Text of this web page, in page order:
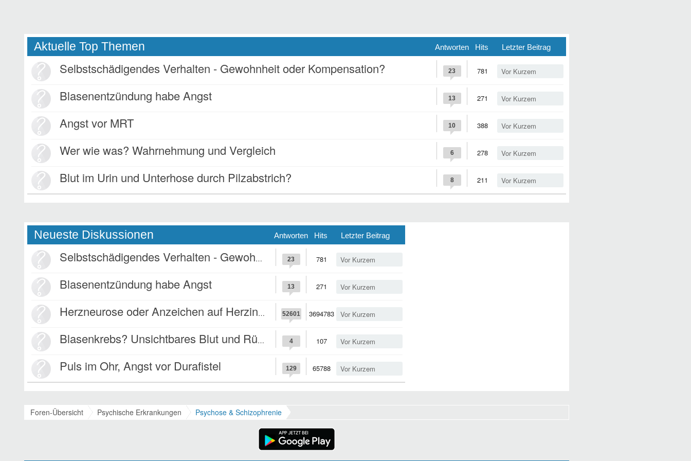
Aktuelle Top Themen Hits
Antworten Letzter Beitrag
Selbstschädigendes Verhalten - Gewohnheit oder Kompensation? Vor Kurzem
781
23
Blasenentzündung habe Angst Vor Kurzem
271
13
Angst vor MRT Vor Kurzem
388
10
Wer wie was? Wahrnehmung und Vergleich Vor Kurzem
278
6
Blut im Urin und Unterhose durch Pilzabstrich? Vor Kurzem
211
8
Neueste Diskussionen Hits
Antworten Letzter Beitrag
Selbstschädigendes Verhalten - Gewohnheit oder Kompensation? Vor Kurzem
781
23
Blasenentzündung habe Angst Vor Kurzem
271
13
Herzneurose oder Anzeichen auf Herzinfarkt? Vor Kurzem
3694783
52601
Blasenkrebs? Unsichtbares Blut und Rückenschmerzen? Vor Kurzem
107
4
Puls im Ohr, Angst vor Durafistel Vor Kurzem
65788
129
Foren-Übersicht Psychische Erkrankungen Psychose & Schizophrenie